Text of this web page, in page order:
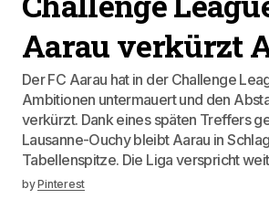
Aarau verkürzt
Der FC Aarau hat in der Challenge
Ambitionen untermauert und den
verkürzt. Dank eines späten Treffers
Lausanne-Ouchy bleibt Aarau in
Tabellenspitze. Die Liga verspricht
byPinterest